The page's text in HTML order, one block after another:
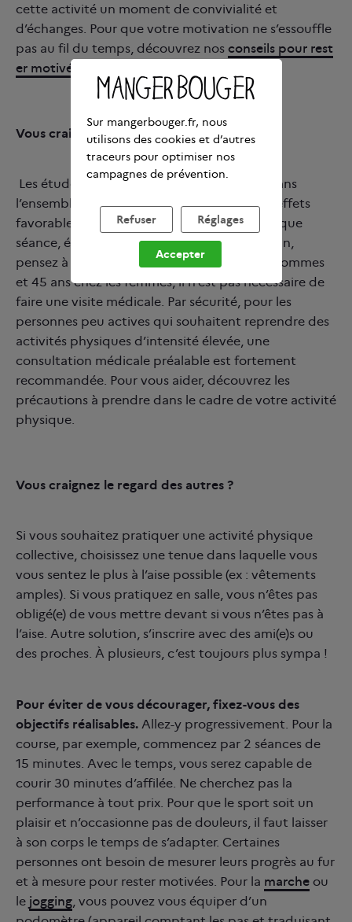
cette activité un moment de convivialité et
d’échanges. Pour que votre motivation ne s’essouffle
pas au fil du temps, découvrez nos conseils pour rest
er motivé(e) dans la durée
Vous craignez de vous faire mal ?
Les études montrent que les risques sont dans
l’ensemble faibles et bien moindres que les effets
favorables de l’activité physique. Avant chaque
séance, échauffez-vous doucement et, à la fin,
pensez à vous étirer. Avant 35 ans chez les hommes
et 45 ans chez les femmes, il n’est pas nécessaire de
faire une visite médicale. Par sécurité, pour les
personnes peu actives qui souhaitent reprendre des
activités physiques d’intensité élevée, une
consultation médicale préalable est fortement
recommandée. Pour vous aider, découvrez les
précautions à prendre dans le cadre de votre activité
physique.
Vous craignez le regard des autres ?
Si vous souhaitez pratiquer une activité physique
collective, choisissez une tenue dans laquelle vous
vous sentez le plus à l’aise possible (ex : vêtements
amples). Si vous pratiquez en salle, vous n’êtes pas
obligé(e) de vous mettre devant si vous n’êtes pas à
l’aise. Autre solution, s’inscrire avec des ami(e)s ou
des proches. À plusieurs, c’est toujours plus sympa !
Pour éviter de vous décourager, fixez-vous des
objectifs réalisables. Allez-y progressivement. Pour la
course, par exemple, commencez par 2 séances de
15 minutes. Avec le temps, vous serez capable de
courir 30 minutes d’affilée. Ne cherchez pas la
performance à tout prix. Pour que le sport soit un
plaisir et n’occasionne pas de douleurs, il faut laisser
à son corps le temps de s’adapter. Certaines
personnes ont besoin de mesurer leurs progrès au fur
et à mesure pour rester motivées. Pour la marche ou
le jogging, vous pouvez vous équiper d’un
Sur mangerbouger.fr, nous
utilisons des cookies et d’autres
traceurs pour optimiser nos
campagnes de prévention.
Refuser Réglages
Accepter